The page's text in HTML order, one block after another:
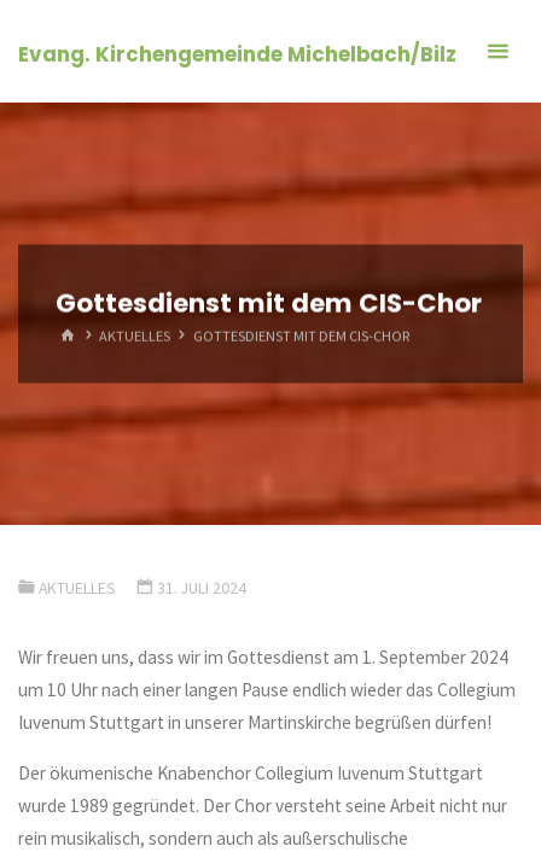
InhaltEvang. Kirchengemeinde Michelbach/Bilz
Gottesdienst mit dem CIS-Chor
START
AKTUELLES GOTTESDIENST MIT DEM CIS-CHOR
AKTUELLES 31. JULI 2024
Wir freuen uns, dass wir im Gottesdienst am 1. September 2024
um 10 Uhr nach einer langen Pause endlich wieder das Collegium
Iuvenum Stuttgart in unserer Martinskirche begrüßen dürfen!
Der ökumenische Knabenchor Collegium Iuvenum Stuttgart
wurde 1989 gegründet. Der Chor versteht seine Arbeit nicht nur
rein musikalisch, sondern auch als außerschulische